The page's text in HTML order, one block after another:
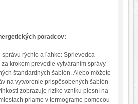
poradcov:
správu rýchlo a ľahko: Sprievodca
za krokom prevedie vytváraním správy
štandardných šablón. Alebo môžete
na vytvorenie prispôsobených šablón
zobrazuje riziko vzniku plesní na
priamo v termograme pomocou